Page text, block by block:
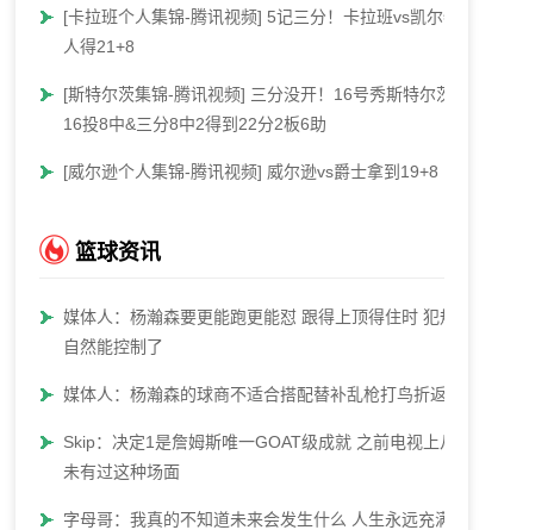
[卡拉班个人集锦-腾讯视频] 5记三分！卡拉班vs凯尔特
人得21+8
[斯特尔茨集锦-腾讯视频] 三分没开！16号秀斯特尔茨
16投8中&三分8中2得到22分2板6助
[威尔逊个人集锦-腾讯视频] 威尔逊vs爵士拿到19+8
篮球资讯
媒体人：杨瀚森要更能跑更能怼 跟得上顶得住时 犯规
自然能控制了
媒体人：杨瀚森的球商不适合搭配替补乱枪打鸟折返跑
Skip：决定1是詹姆斯唯一GOAT级成就 之前电视上从
未有过这种场面
字母哥：我真的不知道未来会发生什么 人生永远充满变